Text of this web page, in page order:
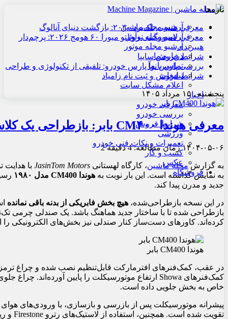
آرشیو مجله ماشین
آرشیو مجله نوآور
آرشیو مجله موتور
درباره ما
تماس با ما
تبلیغات
اعلام مشکل سایت
اخبار
معرفی خودرو
بررسی خودرو
شرایط فروش
ورزشی
تعمیرات و نکات فنی خودرو
کسب و کار
عکس
فروشگاه
تازه‌ها
معرفی هنسی بلک‌برد ۲۰۳۰: بازگشت دنیای آنالوگ
معرفی لامبورگینی روئلتو میورا ۶۰ هومج ۲۰۲۶: پرچم‌دار
هیبریدی
شرایط فروش سایپا
بررسی پارس نوآ پارس خودرو: تلفیقی از تکنولوژی و طراحی
شرایط فروش و ثبت نام زامیاد
پنجشنبه , ۱۵ مرداد ۱۴۰۵
معرفی هوندا CM۴۰۰ بابر: بازطراحی یک کلاسیک
۱۴۰۴-۰۵-۰۶زمان مطالعه: 4 دقیقه 2
به گزارش مجله ماشین، کارگاه لهستانی JasinTom Motors با
به نمایش گذاشته است. این بار نوبت به هوندا CM400 مدل ۱۹۸۰
جدید و مدرن پیدا کند.
در این نسخه بازطراحی‌شده، هیچ بخش فابریکی از بدنه باقی نمانده
بازطراحی شده تا با ساختار جدید هماهنگ باشد. یک صندلی چرمی
کرده‌اند. کاورهای دست‌ساز کنار صندلی نیز بخش‌های الکترونیکی را
هوندا CM400 بابر
خاص به بخش جلویی داده است.
پیشرانه موتورسیکلت پس از بازرسی و بازسازی، با ورودی‌های
تقویت شده است. همچنین، استفاده از لاستیک‌های رترو Firestone و رینگ‌های فابریک، هماهنگی خوبی بین گذشته و حال ایجاد کرده است.